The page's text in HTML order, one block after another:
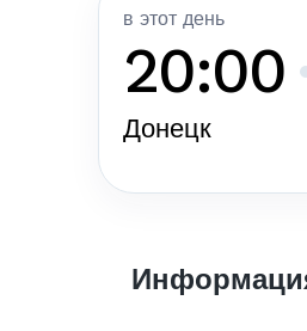
в этот день
20:00
Донецк